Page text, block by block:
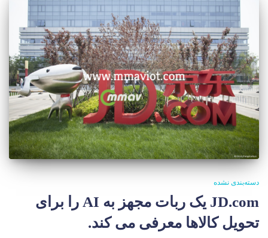
دسته‌بندی نشده
JD.com یک ربات مجهز به AI را برای
تحویل کالاها معرفی می کند.